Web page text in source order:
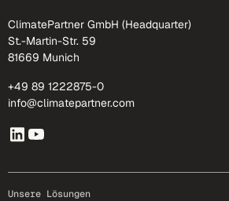
ClimatePartner GmbH (Headquarter)
St.-Martin-Str. 59
81669 Munich
+49 89 1222875-0
info@climatepartner.com
Unsere Lösungen